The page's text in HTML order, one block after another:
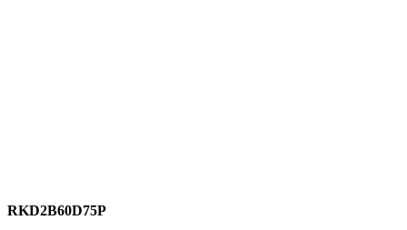
RKD2B60D75P